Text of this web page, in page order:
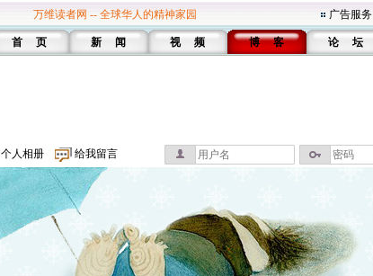
万维读者网 -- 全球华人的精神家园 广告服务
首 页 新 闻 视 频 博 客 论 坛
个人相册 给我留言